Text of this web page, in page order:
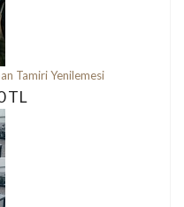
Tamiri Yenilemesi
TL